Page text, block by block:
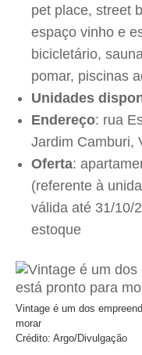
pet place, street
espaço vinho e
bicicletário,
pomar, piscinas
Unidades
Endereço: rua
Jardim Camburi,
Oferta:
(referente à
válida até 31/10/
estoque
Vintage é um dos
morar
Crédito: Argo/Divulgação